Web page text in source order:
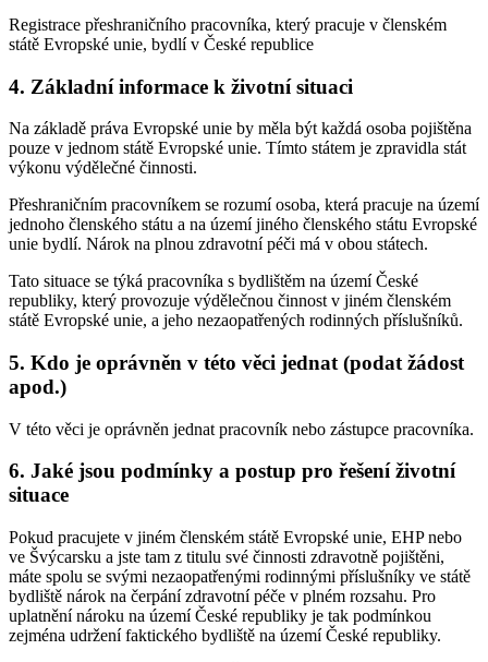
Registrace přeshraničního pracovníka, který pracuje v členském
státě Evropské unie, bydlí v České republice
4. Základní informace k životní situaci
Na základě práva Evropské unie by měla být každá osoba pojištěna
pouze v jednom státě Evropské unie. Tímto státem je zpravidla stát
výkonu výdělečné činnosti.
Přeshraničním pracovníkem se rozumí osoba, která pracuje na území
jednoho členského státu a na území jiného členského státu Evropské
unie bydlí. Nárok na plnou zdravotní péči má v obou státech.
Tato situace se týká pracovníka s bydlištěm na území České
republiky, který provozuje výdělečnou činnost v jiném členském
státě Evropské unie, a jeho nezaopatřených rodinných příslušníků.
5. Kdo je oprávněn v této věci jednat (podat žádost
apod.)
V této věci je oprávněn jednat pracovník nebo zástupce pracovníka.
6. Jaké jsou podmínky a postup pro řešení životní
situace
Pokud pracujete v jiném členském státě Evropské unie, EHP nebo
ve Švýcarsku a jste tam z titulu své činnosti zdravotně pojištěni,
máte spolu se svými nezaopatřenými rodinnými příslušníky ve státě
bydliště nárok na čerpání zdravotní péče v plném rozsahu. Pro
uplatnění nároku na území České republiky je tak podmínkou
zejména udržení faktického bydliště na území České republiky.